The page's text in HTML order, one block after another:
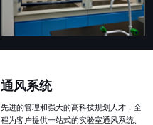
通风系统
先进的管理和强大的高科技规划人才，全
程为客户提供一站式的实验室通风系统、